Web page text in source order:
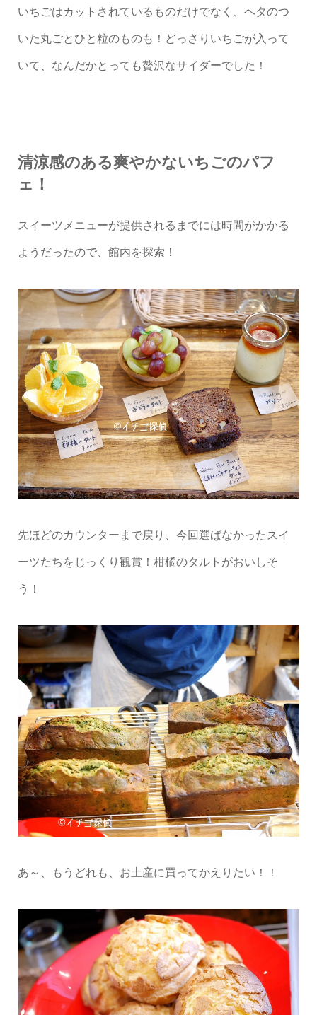
いちごはカットされているものだけでなく、ヘタのつ
いた丸ごとひと粒のものも！どっさりいちごが入って
いて、なんだかとっても贅沢なサイダーでした！
清涼感のある爽やかないちごのパフ
ェ！
スイーツメニューが提供されるまでには時間がかかる
ようだったので、館内を探索！
先ほどのカウンターまで戻り、今回選ばなかったスイ
ーツたちをじっくり観賞！柑橘のタルトがおいしそ
う！
あ～、もうどれも、お土産に買ってかえりたい！！